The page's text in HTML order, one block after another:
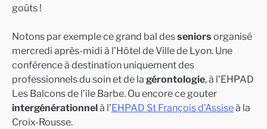
goûts !
Notons par exemple ce grand bal desseniors organisé
mercredi après-midi à l’Hôtel de Ville de Lyon. Une
conférence à destination uniquement des
professionnels du soin et de la gérontologie, à l’EHPAD
Les Balcons de l’ile Barbe. Ou encore ce gouter
intergénérationnelà l’EHPAD St François d’Assiseà la
Croix-Rousse.